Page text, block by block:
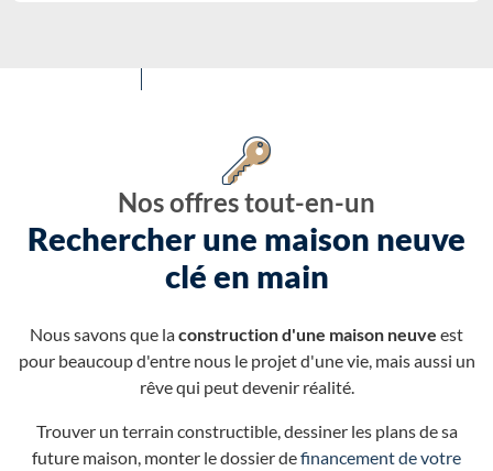
Nos offres tout-en-un
Rechercher une maison neuve
clé en main
Nous savons que laconstruction d'une maison neuve est
pour beaucoup d'entre nous le projet d'une vie, mais aussi un
rêve qui peut devenir réalité.
Trouver un terrain constructible, dessiner les plans de sa
future maison, monter le dossier definancement de votre